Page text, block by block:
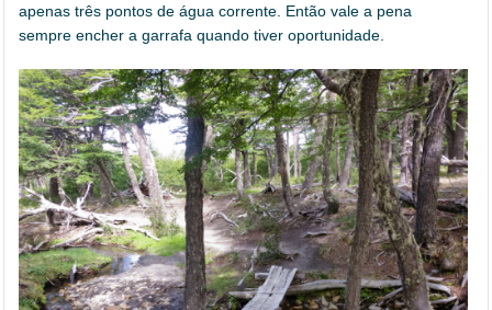
apenas três pontos de água corrente. Então vale a pena
sempre encher a garrafa quando tiver oportunidade.